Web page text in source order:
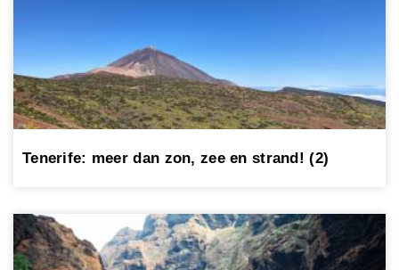
Tenerife: meer dan zon, zee en strand! (2)